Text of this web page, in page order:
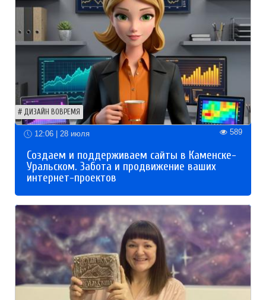
ДИЗАЙН ВОВРЕМЯ
12:06 | 28 июля 589
Создаем и поддерживаем сайты в Каменске-
Уральском. Забота и продвижение ваших
интернет-проектов